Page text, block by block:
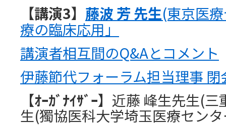
【講演3】 藤波 芳 先生(東京医
療の臨床応用」
講演者相互間のQ&Aとコメント
伊藤節代フォーラム担当理事 閉
【ｵｰｶﾞﾅｲｻﾞｰ】近藤 峰生先生(三
生(獨協医科大学埼玉医療セン